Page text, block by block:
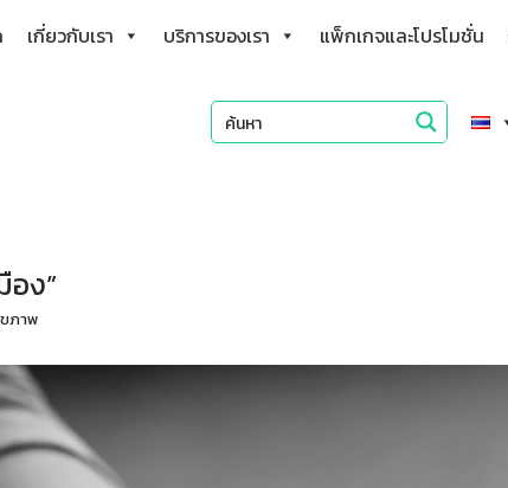
เกี่ยวกับเรา บริการของเรา แพ็กเกจและโปรโมชั่น
ง”
ภาพ